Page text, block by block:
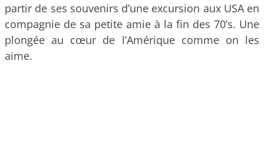
partir de ses souvenirs d’une excursion aux USA en
compagnie de sa petite amie à la fin des 70’s. Une
plongée au cœur de l’Amérique comme on les
aime.